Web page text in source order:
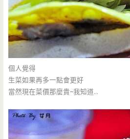
個人覺得
生菜如果再多一點會更好
當然現在菜價那麼貴~我知道…